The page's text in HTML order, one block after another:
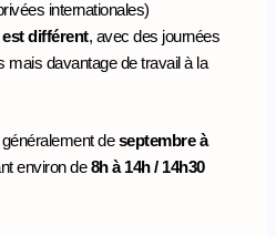
internationales)
est différent, avec des journées
mais davantage de travail à la
généralement deseptembre à
environ de8h à 14h / 14h30